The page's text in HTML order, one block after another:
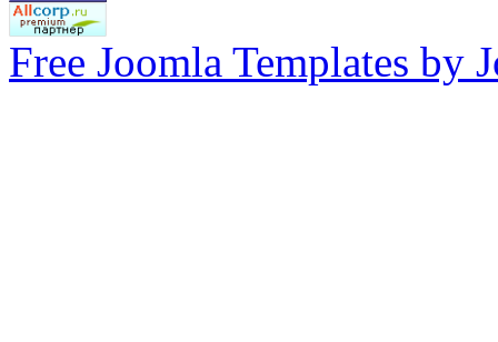
Free Joomla Templates by